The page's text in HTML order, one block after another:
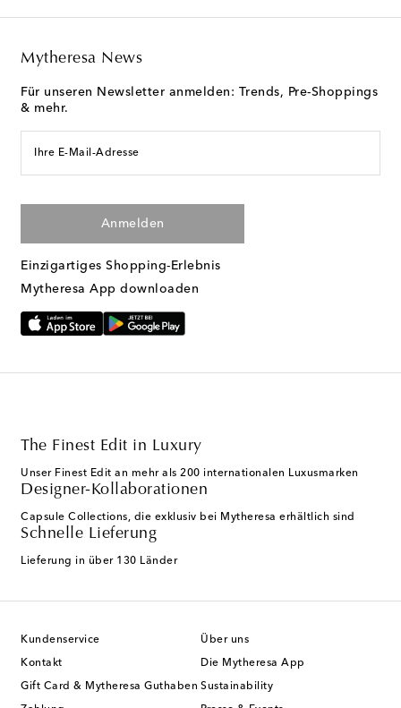
Mytheresa News
Für unseren Newsletter anmelden: Trends, Pre-Shoppings
& mehr.
Ihre E-Mail-Adresse
Anmelden
Einzigartiges Shopping-Erlebnis
Mytheresa App downloaden
The Finest Edit in Luxury
Unser Finest Edit an mehr als 200 internationalen Luxusmarken
Designer-Kollaborationen
Capsule Collections, die exklusiv bei Mytheresa erhältlich sind
Schnelle Lieferung
Lieferung in über 130 Länder
Kundenservice
Kontakt
Gift Card & Mytheresa Guthaben
Über uns
Die Mytheresa App
Sustainability